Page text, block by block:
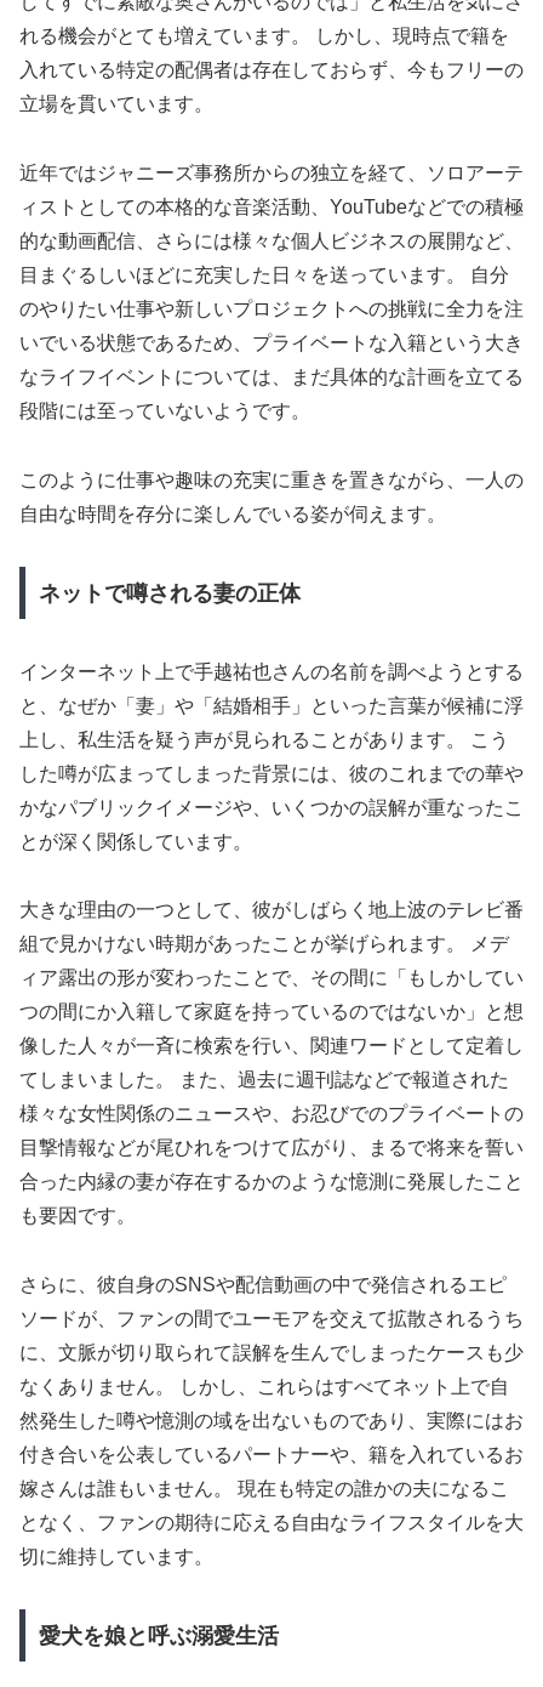
れる機会がとても増えています。 しかし、現時点で籍を
入れている特定の配偶者は存在しておらず、今もフリーの
立場を貫いています。
近年ではジャニーズ事務所からの独立を経て、ソロアーテ
ィストとしての本格的な音楽活動、YouTubeなどでの積極
的な動画配信、さらには様々な個人ビジネスの展開など、
目まぐるしいほどに充実した日々を送っています。 自分
のやりたい仕事や新しいプロジェクトへの挑戦に全力を注
いでいる状態であるため、プライベートな入籍という大き
なライフイベントについては、まだ具体的な計画を立てる
段階には至っていないようです。
このように仕事や趣味の充実に重きを置きながら、一人の
自由な時間を存分に楽しんでいる姿が伺えます。
ネットで噂される妻の正体
インターネット上で手越祐也さんの名前を調べようとする
と、なぜか「妻」や「結婚相手」といった言葉が候補に浮
上し、私生活を疑う声が見られることがあります。 こう
した噂が広まってしまった背景には、彼のこれまでの華や
かなパブリックイメージや、いくつかの誤解が重なったこ
とが深く関係しています。
大きな理由の一つとして、彼がしばらく地上波のテレビ番
組で見かけない時期があったことが挙げられます。 メデ
ィア露出の形が変わったことで、その間に「もしかしてい
つの間にか入籍して家庭を持っているのではないか」と想
像した人々が一斉に検索を行い、関連ワードとして定着し
てしまいました。 また、過去に週刊誌などで報道された
様々な女性関係のニュースや、お忍びでのプライベートの
目撃情報などが尾ひれをつけて広がり、まるで将来を誓い
合った内縁の妻が存在するかのような憶測に発展したこと
も要因です。
さらに、彼自身のSNSや配信動画の中で発信されるエピ
ソードが、ファンの間でユーモアを交えて拡散されるうち
に、文脈が切り取られて誤解を生んでしまったケースも少
なくありません。 しかし、これらはすべてネット上で自
然発生した噂や憶測の域を出ないものであり、実際にはお
付き合いを公表しているパートナーや、籍を入れているお
嫁さんは誰もいません。 現在も特定の誰かの夫になるこ
となく、ファンの期待に応える自由なライフスタイルを大
切に維持しています。
愛犬を娘と呼ぶ溺愛生活